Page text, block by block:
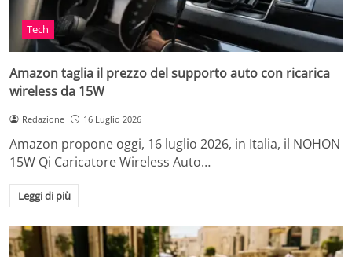
Tech
Amazon taglia il prezzo del supporto auto con ricarica
wireless da 15W
Redazione 16 Luglio 2026
Amazon propone oggi, 16 luglio 2026, in Italia, il NOHON
15W Qi Caricatore Wireless Auto…
Leggi di più